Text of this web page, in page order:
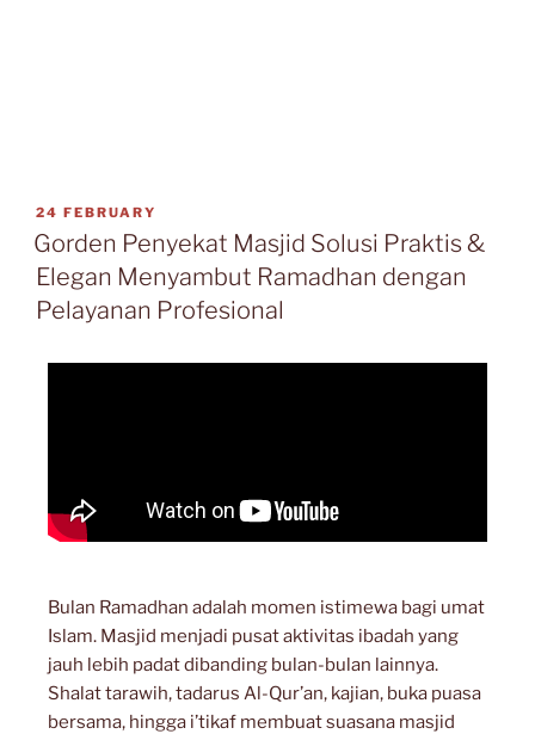
24 FEBRUARY
Gorden Penyekat Masjid Solusi Praktis &
Elegan Menyambut Ramadhan dengan
Pelayanan Profesional
Bulan Ramadhan adalah momen istimewa bagi umat
Islam. Masjid menjadi pusat aktivitas ibadah yang
jauh lebih padat dibanding bulan-bulan lainnya.
Shalat tarawih, tadarus Al-Qur’an, kajian, buka puasa
bersama, hingga i’tikaf membuat suasana masjid